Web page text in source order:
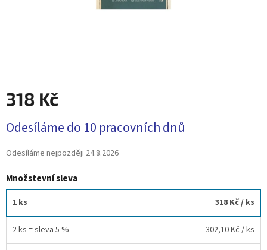
318 Kč
cena:
Odesíláme do 10 pracovních dnů
Odesíláme nejpozději 24.8.2026
Množstevní sleva
1 ks 318 Kč/ ks
2 ks = sleva 5 % 302,10 Kč / ks